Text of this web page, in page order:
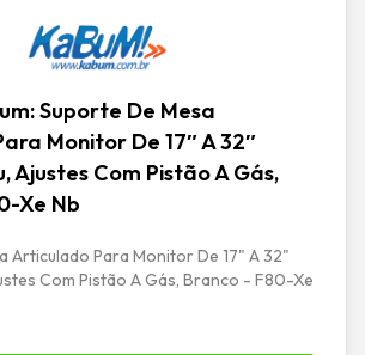
Suporte De Mesa
Monitor De 17″ A 32″
Ajustes Com Pistão A Gás,
Xe Nb
Articulado Para Monitor De 17" A 32"
Com Pistão A Gás, Branco - F80-Xe